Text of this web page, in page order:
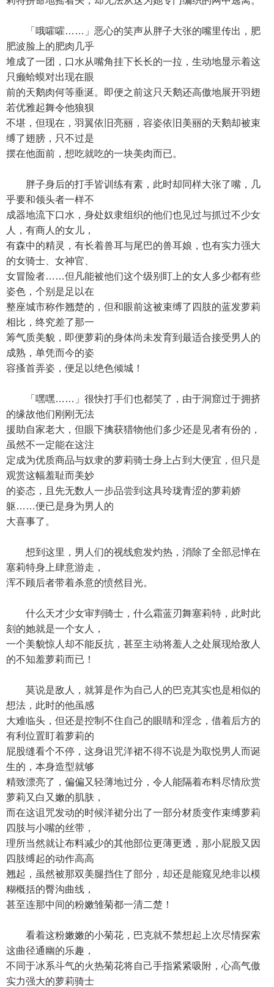
「哦嚯嚯……」恶心的笑声从胖子大张的嘴里传出，肥
肥波脸上的肥肉几乎
堆成了一团，口水从嘴角挂下长长的一拉，生动地显示着这
只癞蛤蟆对出现在眼
前的天鹅肉何等垂涎。即便之前这只天鹅还高傲地展开羽翅
若优雅起舞令他狼狈
不堪，但现在，羽翼依旧亮丽，容姿依旧美丽的天鹅却被束
缚了翅膀，只不过是
摆在他面前，想吃就吃的一块美肉而已。
胖子身后的打手皆训练有素，此时却同样大张了嘴，几
乎要和领头者一样不
成器地流下口水，身处奴隶组织的他们也见过与抓过不少女
人，有商人的女儿，
有森中的精灵，有长着兽耳与尾巴的兽耳娘，也有实力强大
的女骑士、女神官、
女冒险者……但凡能被他们这个级别盯上的女人多少都有些
姿色，个别是足以在
整座城市称作翘楚的，但和眼前这被束缚了四肢的蓝发萝莉
相比，终究差了那一
筹气质美貌，即便萝莉的身体尚未发育到最适合接受男人的
成熟，单凭而今的姿
容搔首弄姿，便足以绝色倾城！
「嘿嘿……」很快打手们也都笑了，由于洞窟过于拥挤
的缘故他们刚刚无法
援助自家老大，但眼下擒获猎物他们多少还是见者有份的，
虽然不一定能在这注
定成为优质商品与奴隶的萝莉骑士身上占到大便宜，但只是
观赏这幅羞耻而美妙
的姿态，且先无数人一步品尝到这具玲珑青涩的萝莉娇
躯……便已是身为男人的
大喜事了。
想到这里，男人们的视线愈发灼热，消除了全部忌惮在
塞莉特身上肆意游走，
浑不顾后者带着杀意的愤然目光。
什么天才少女审判骑士，什么霜蓝刃舞塞莉特，此时此
刻的她就是一个女人，
一个美貌惊人却不能反抗，甚至主动将羞人之处展现给敌人
的不知羞萝莉而已！
莫说是敌人，就算是作为自己人的巴克其实也是相似的
想法，此时的他虽感
大难临头，但还是控制不住自己的眼睛和淫念，借着后方的
有利位置盯着萝莉的
屁股缝看个不停，这身诅咒洋裙不得不说是为取悦男人而诞
生的，本身造型就够
精致漂亮了，偏偏又轻薄地过分，令人能隔着布料尽情欣赏
萝莉又白又嫩的肌肤，
而在这诅咒发动的时候洋裙分出了一部分材质变作束缚萝莉
四肢与小嘴的丝带，
理所当然就让布料减少的其他部位更薄更透，那小屁股又因
四肢缚起的动作高高
翘起，虽然被那双美腿挡住了部分，却还是能窥见绝非以模
糊概括的臀沟曲线，
甚至连那中间的粉嫩雏菊都一清二楚！
看着这粉嫩嫩的小菊花，巴克就不禁想起上次尽情探索
这曲径通幽的乐趣，
不同于冰系斗气的火热菊花将自己手指紧紧吸附，心高气傲
实力强大的萝莉骑士